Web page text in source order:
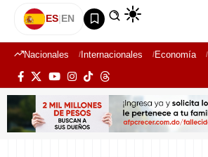
ES|EN
Nacionales Internacionales Economía